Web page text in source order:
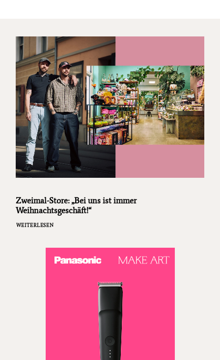
Zweimal-Store: „Bei uns ist immer
Weihnachtsgeschäft!“
WEITERLESEN